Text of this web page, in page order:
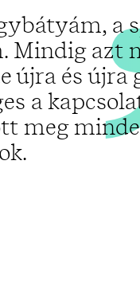
a
Mindig azt
újra és újra
a
meg